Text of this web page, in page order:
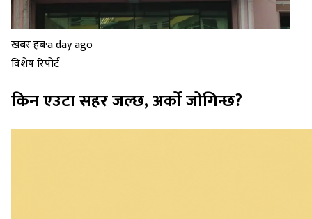
खबर हब·a day ago
विशेष रिपोर्ट
किन एउटा सहर जल्छ, अर्को जोगिन्छ?